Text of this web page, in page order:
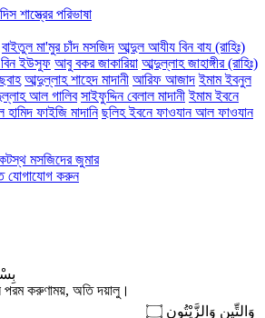
শাস্ত্রের পরিভাষা
বাইতুল মা'মুর চাঁদ মসজিদ আব্দুল আযীয বিন বায (রাহিঃ)
বিন ইউসুফ আবু বকর জাকারিয়া আব্দুল্লাহ জাহাঙ্গীর (রাহিঃ)
আব্দুল্লাহ শাহেদ মাদানী আরিফ আজাদ ইমাম ইবনুল
আল গালিব সাইফুদ্দিন বেলাল মাদানী ইমাম ইবনে
হামিদ ফাইজি মাদানি ছলিহ ইবনে ফাওযান আল ফাওযান
মসজিদের জুমার
যোগাযোগ করুন
পরম করুণাময়, অতি দয়ালু।
وَالتِّينِ وَالزَّيْتُونِ ۝